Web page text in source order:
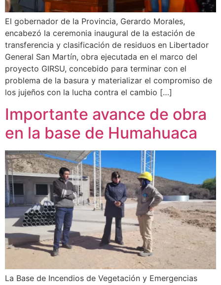
El gobernador de la Provincia, Gerardo Morales,
encabezó la ceremonia inaugural de la estación de
transferencia y clasificación de residuos en Libertador
General San Martín, obra ejecutada en el marco del
proyecto GIRSU, concebido para terminar con el
problema de la basura y materializar el compromiso de
los jujeños con la lucha contra el cambio […]
Importante avance de obra
en la base de Humahuaca
La Base de Incendios de Vegetación y Emergencias